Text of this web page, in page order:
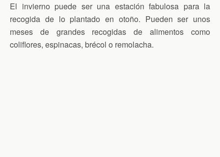
El invierno puede ser una estación fabulosa para la
recogida de lo plantado en otoño. Pueden ser unos
meses de grandes recogidas de alimentos como
coliflores, espinacas, brécol o remolacha.